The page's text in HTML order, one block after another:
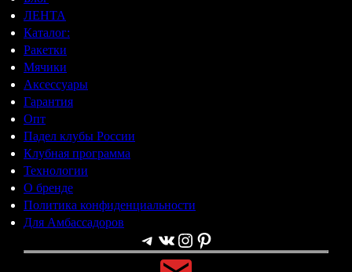
ЛЕНТА
Каталог:
Ракетки
Мячики
Аксессуары
Гарантия
Опт
Падел клубы России
Клубная программа
Технологии
О бренде
Политика конфиденциальности
Для Амбассадоров
Telegram ВКонтакте Instagram Pinterest